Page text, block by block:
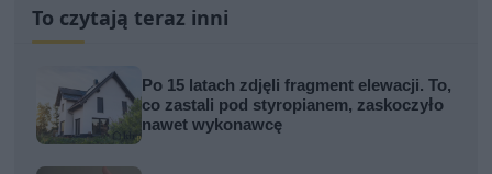
To czytają teraz inni
Po 15 latach zdjęli fragment elewacji. To,
co zastali pod styropianem, zaskoczyło
nawet wykonawcę